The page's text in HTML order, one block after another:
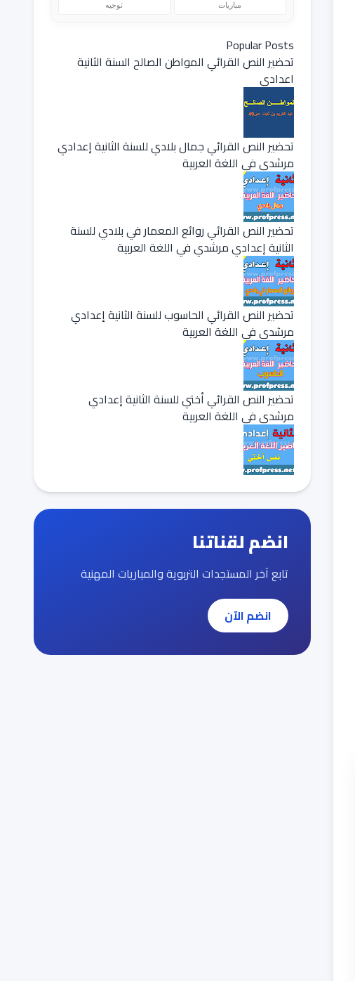
مباريات توجيه
Popular Posts
تحضير النص القرائي المواطن الصالح السنة الثانية
اعدادي
تحضير النص القرائي جمال بلادي للسنة الثانية إعدادي
مرشدي في اللغة العربية
تحضير النص القرائي روائع المعمار في بلادي للسنة
الثانية إعدادي مرشدي في اللغة العربية
تحضير النص القرائي الحاسوب للسنة الثانية إعدادي
مرشدي في اللغة العربية
تحضير النص القرائي أختي للسنة الثانية إعدادي
مرشدي في اللغة العربية
انضم لقناتنا
تابع آخر المستجدات التربوية والمباريات المهنية
انضم الآن